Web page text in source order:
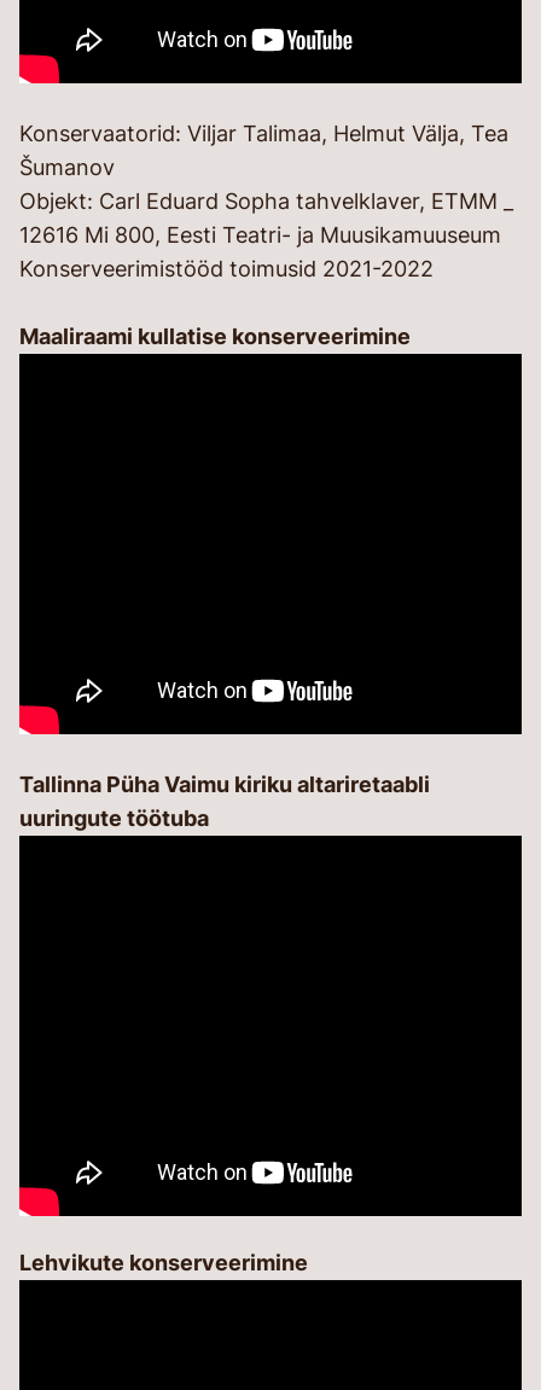
Konservaatorid: Viljar Talimaa, Helmut Välja, Tea
Šumanov
Objekt: Carl Eduard Sopha tahvelklaver, ETMM _
12616 Mi 800, Eesti Teatri- ja Muusikamuuseum
Konserveerimistööd toimusid 2021-2022
Maaliraami kullatise konserveerimine
Tallinna Püha Vaimu kiriku altariretaabli
uuringute töötuba
Lehvikute konserveerimine